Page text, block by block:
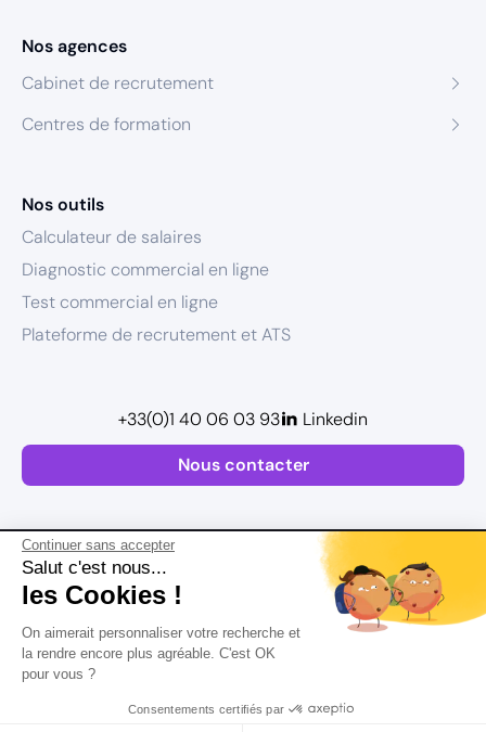
Continuer sans accepter
Salut c'est nous...
les Cookies !
On aimerait personnaliser votre recherche et
la rendre encore plus agréable. C'est OK
pour vous ?
Consentements certifiés par
Nos agences
Cabinet de recrutement
Centres de formation
Nos outils
Calculateur de salaires
Diagnostic commercial en ligne
Test commercial en ligne
Plateforme de recrutement et ATS
Nous contacter
+33(0)1 40 06 03 93 Linkedin
Plan de site
Mentions légales
Conditions Générales d’Utilisation
Version actualisée en
2026